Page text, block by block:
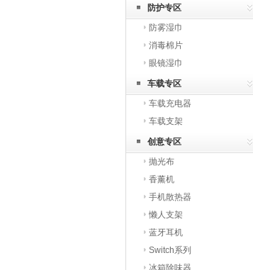
防护专区
防雾湿巾
消毒棉片
眼镜湿巾
车载专区
车载充电器
车载支架
创意专区
抛光布
香薰机
手机散热器
懒人支架
蓝牙耳机
Switch系列
冰箱除味器